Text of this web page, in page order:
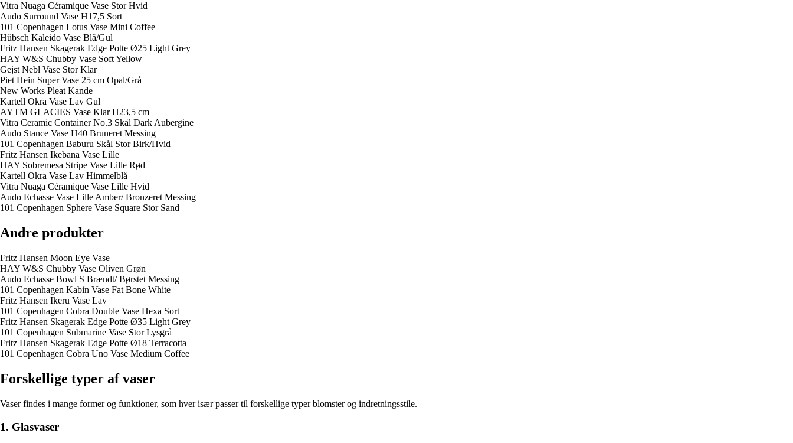
Vitra Nuaga Céramique Vase Stor Hvid
Audo Surround Vase H17,5 Sort
101 Copenhagen Lotus Vase Mini Coffee
Hübsch Kaleido Vase Blå/Gul
Fritz Hansen Skagerak Edge Potte Ø25 Light Grey
HAY W&S Chubby Vase Soft Yellow
Gejst Nebl Vase Stor Klar
Piet Hein Super Vase 25 cm Opal/Grå
New Works Pleat Kande
Kartell Okra Vase Lav Gul
AYTM GLACIES Vase Klar H23,5 cm
Vitra Ceramic Container No.3 Skål Dark Aubergine
Audo Stance Vase H40 Bruneret Messing
101 Copenhagen Baburu Skål Stor Birk/Hvid
Fritz Hansen Ikebana Vase Lille
HAY Sobremesa Stripe Vase Lille Rød
Kartell Okra Vase Lav Himmelblå
Vitra Nuaga Céramique Vase Lille Hvid
Audo Echasse Vase Lille Amber/ Bronzeret Messing
101 Copenhagen Sphere Vase Square Stor Sand
Andre produkter
Fritz Hansen Moon Eye Vase
HAY W&S Chubby Vase Oliven Grøn
Audo Echasse Bowl S Brændt/ Børstet Messing
101 Copenhagen Kabin Vase Fat Bone White
Fritz Hansen Ikeru Vase Lav
101 Copenhagen Cobra Double Vase Hexa Sort
Fritz Hansen Skagerak Edge Potte Ø35 Light Grey
101 Copenhagen Submarine Vase Stor Lysgrå
Fritz Hansen Skagerak Edge Potte Ø18 Terracotta
101 Copenhagen Cobra Uno Vase Medium Coffee
Forskellige typer af vaser
Vaser findes i mange former og funktioner, som hver især passer til forskellige typer blomster og indretningsstile.
1. Glasvaser